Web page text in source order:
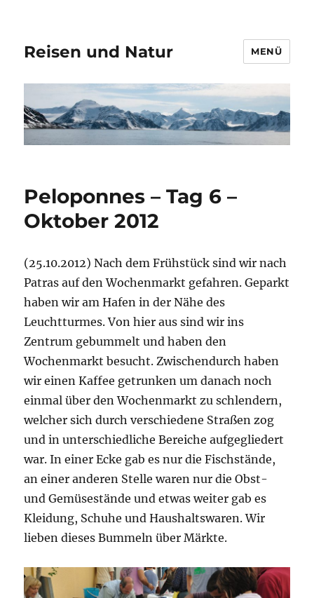
Reisen und Natur MENÜ
Peloponnes – Tag 6 –
Oktober 2012
(25.10.2012) Nach dem Frühstück sind wir nach
Patras auf den Wochenmarkt gefahren. Geparkt
haben wir am Hafen in der Nähe des
Leuchtturmes. Von hier aus sind wir ins
Zentrum gebummelt und haben den
Wochenmarkt besucht. Zwischendurch haben
wir einen Kaffee getrunken um danach noch
einmal über den Wochenmarkt zu schlendern,
welcher sich durch verschiedene Straßen zog
und in unterschiedliche Bereiche aufgegliedert
war. In einer Ecke gab es nur die Fischstände,
an einer anderen Stelle waren nur die Obst-
und Gemüsestände und etwas weiter gab es
Kleidung, Schuhe und Haushaltswaren. Wir
lieben dieses Bummeln über Märkte.